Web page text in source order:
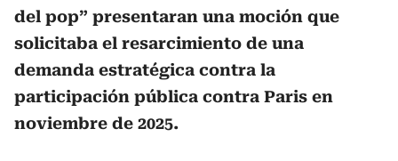
del pop” presentaran una moción que
solicitaba el resarcimiento de una
demanda estratégica contra la
participación pública contra Paris en
noviembre de 2025.